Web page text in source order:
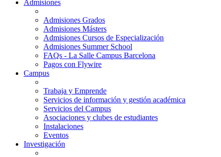
Admisiones
Admisiones Grados
Admisiones Másters
Admisiones Cursos de Especialización
Admisiones Summer School
FAQs - La Salle Campus Barcelona
Pagos con Flywire
Campus
Trabaja y Emprende
Servicios de información y gestión académica
Servicios del Campus
Asociaciones y clubes de estudiantes
Instalaciones
Eventos
Investigación